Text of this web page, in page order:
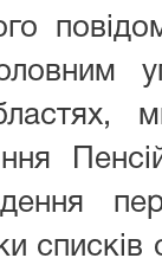
списків